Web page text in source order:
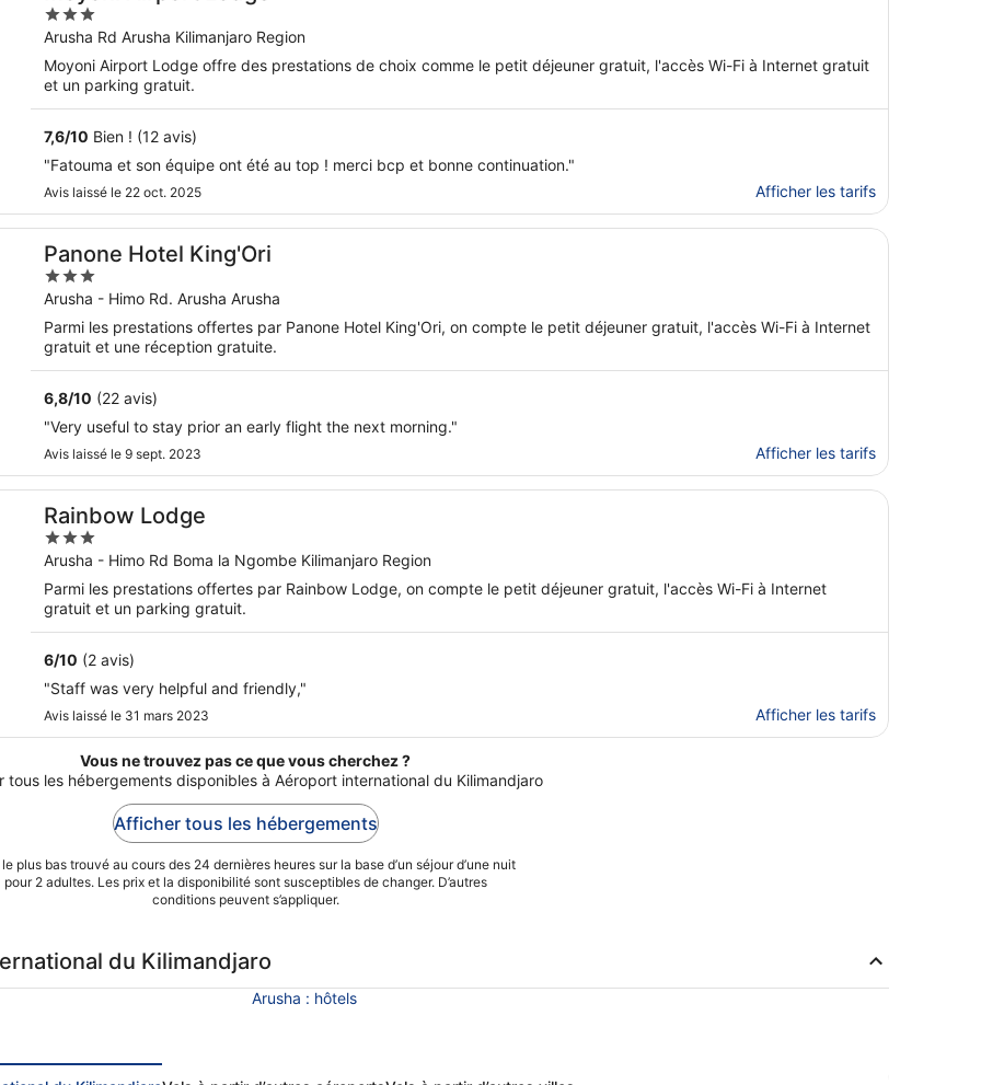
3
out
of
5
Arusha Rd Arusha Kilimanjaro Region
Moyoni Airport Lodge offre des prestations de choix comme le petit déjeuner gratuit, l'accès Wi-Fi à Internet gratuit
et un parking gratuit.
7,6/10 Bien ! (12 avis)
"Fatouma et son équipe ont été au top ! merci bcp et bonne continuation."
Avis laissé le 22 oct. 2025 Afficher les tarifs
Panone Hotel King'Ori
3
out
of
5
Arusha - Himo Rd. Arusha Arusha
Parmi les prestations offertes par Panone Hotel King'Ori, on compte le petit déjeuner gratuit, l'accès Wi-Fi à Internet
gratuit et une réception gratuite.
6,8/10 (22 avis)
"Very useful to stay prior an early flight the next morning."
Avis laissé le 9 sept. 2023 Afficher les tarifs
Rainbow Lodge
3
out
of
5
Arusha - Himo Rd Boma la Ngombe Kilimanjaro Region
Parmi les prestations offertes par Rainbow Lodge, on compte le petit déjeuner gratuit, l'accès Wi-Fi à Internet
gratuit et un parking gratuit.
6/10 (2 avis)
"Staff was very helpful and friendly,"
Avis laissé le 31 mars 2023 Afficher les tarifs
Vous ne trouvez pas ce que vous cherchez ?
tous les hébergements disponibles à Aéroport international du Kilimandjaro
Afficher tous les hébergements
le plus bas trouvé au cours des 24 dernières heures sur la base d’un séjour d’une nuit
pour 2 adultes. Les prix et la disponibilité sont susceptibles de changer. D’autres
conditions peuvent s’appliquer.
du Kilimandjaro
Arusha : hôtels